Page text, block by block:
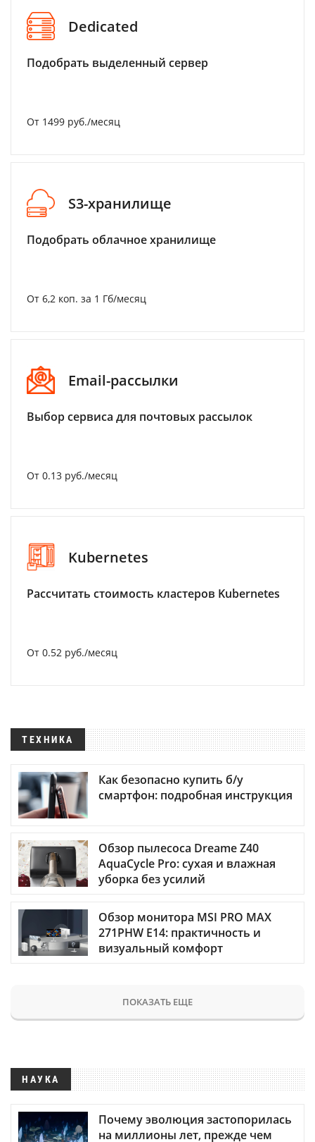
Dedicated
Подобрать выделенный сервер
От 1499 руб./месяц
S3-хранилище
Подобрать облачное хранилище
От 6,2 коп. за 1 Гб/месяц
Email-рассылки
Выбор сервиса для почтовых рассылок
От 0.13 руб./месяц
Kubernetes
Рассчитать стоимость кластеров Kubernetes
От 0.52 руб./месяц
ТЕХНИКА
Как безопасно купить б/у
смартфон: подробная инструкция
Обзор пылесоса Dreame Z40
AquaCycle Pro: сухая и влажная
уборка без усилий
Обзор монитора MSI PRO MAX
271PHW E14: практичность и
визуальный комфорт
ПОКАЗАТЬ ЕЩЕ
НАУКА
Почему эволюция застопорилась
на миллионы лет, прежде чем